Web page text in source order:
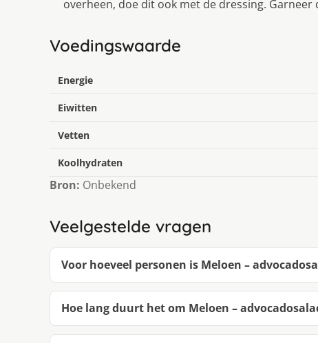
overheen, doe dit ook met de dressing.
Voedingswaarde
Energie
Eiwitten
Vetten
Koolhydraten
Bron: Onbekend
Veelgestelde vragen
Voor hoeveel personen is Meloen –
Hoe lang duurt het om Meloen –